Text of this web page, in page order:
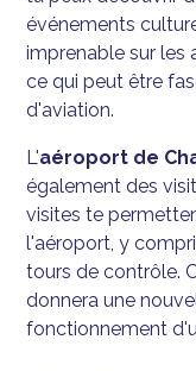
événements
imprenable sur les
ce qui peut être
d'aviation.
L'aéroport de
également des
visites te
l'aéroport, y
tours de contrôle.
donnera une
fonctionnement